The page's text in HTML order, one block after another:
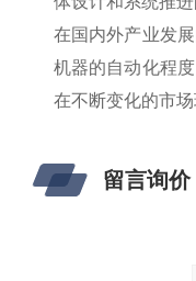
在国内外产业发
机器的自动化程
在不断变化的市
留言询价